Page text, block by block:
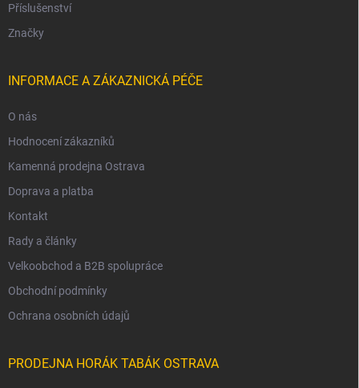
Příslušenství
Značky
INFORMACE A ZÁKAZNICKÁ PÉČE
O nás
Hodnocení zákazníků
Kamenná prodejna Ostrava
Doprava a platba
Kontakt
Rady a články
Velkoobchod a B2B spolupráce
Obchodní podmínky
Ochrana osobních údajů
PRODEJNA HORÁK TABÁK OSTRAVA